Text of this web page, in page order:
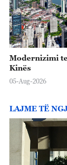
Modernizimi
Kinës
05-Aug-2026
LAJME TË